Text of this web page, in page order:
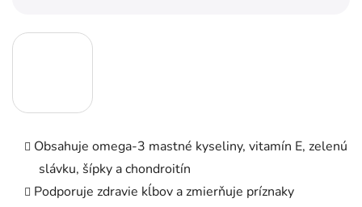
Obsahuje omega-3 mastné kyseliny, vitamín E, zelenú
slávku, šípky a chondroitín
Podporuje zdravie kĺbov a zmierňuje príznaky